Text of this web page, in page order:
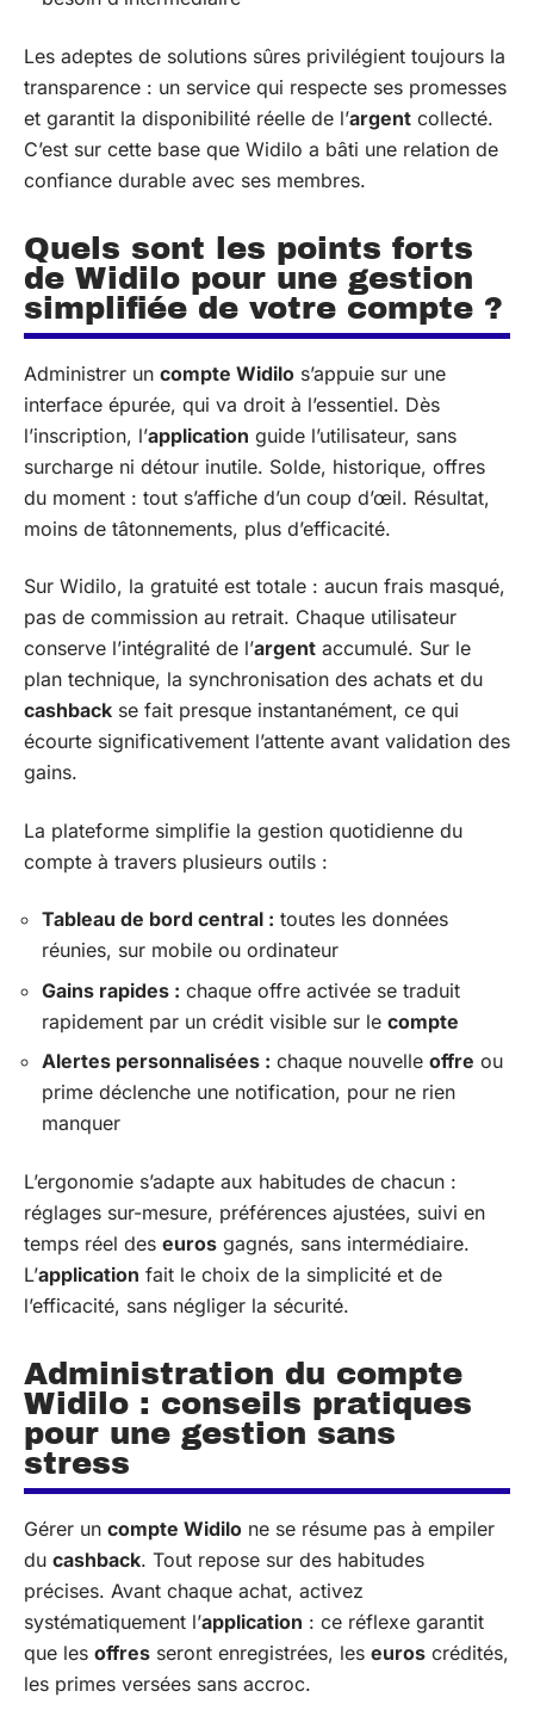
Les adeptes de solutions sûres privilégient toujours la
transparence : un service qui respecte ses promesses
et garantit la disponibilité réelle de l’argent collecté.
C’est sur cette base que Widilo a bâti une relation de
confiance durable avec ses membres.
Quels sont les points forts
de Widilo pour une gestion
simplifiée de votre compte ?
Administrer un compte Widilo s’appuie sur une
interface épurée, qui va droit à l’essentiel. Dès
l’inscription, l’application guide l’utilisateur, sans
surcharge ni détour inutile. Solde, historique, offres
du moment : tout s’affiche d’un coup d’œil. Résultat,
moins de tâtonnements, plus d’efficacité.
Sur Widilo, la gratuité est totale : aucun frais masqué,
pas de commission au retrait. Chaque utilisateur
conserve l’intégralité de l’argent accumulé. Sur le
plan technique, la synchronisation des achats et du
cashback se fait presque instantanément, ce qui
écourte significativement l’attente avant validation des
gains.
La plateforme simplifie la gestion quotidienne du
compte à travers plusieurs outils :
Tableau de bord central : toutes les données
réunies, sur mobile ou ordinateur
Gains rapides : chaque offre activée se traduit
rapidement par un crédit visible sur le compte
Alertes personnalisées : chaque nouvelle offre ou
prime déclenche une notification, pour ne rien
manquer
L’ergonomie s’adapte aux habitudes de chacun :
réglages sur-mesure, préférences ajustées, suivi en
temps réel des euros gagnés, sans intermédiaire.
L’application fait le choix de la simplicité et de
l’efficacité, sans négliger la sécurité.
Administration du compte
Widilo : conseils pratiques
pour une gestion sans
stress
Gérer un compte Widilo ne se résume pas à empiler
du cashback. Tout repose sur des habitudes
précises. Avant chaque achat, activez
systématiquement l’application : ce réflexe garantit
que les offres seront enregistrées, les euros crédités,
les primes versées sans accroc.